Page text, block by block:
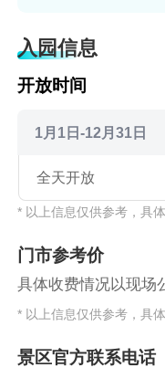
入园信息
开放时间
1月1日-12月31日
全天开放
* 以上信息仅供参考，具
门市参考价
具体收费情况以现场
* 以上信息仅供参考，具
景区官方联系电话